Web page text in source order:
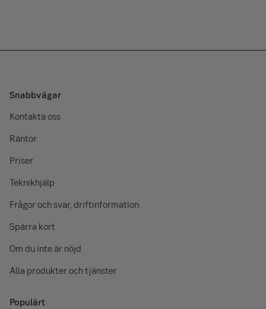
Snabbvägar
Kontakta oss
Räntor
Priser
Teknikhjälp
Frågor och svar, driftinformation
Spärra kort
Om du inte är nöjd
Alla produkter och tjänster
Populärt